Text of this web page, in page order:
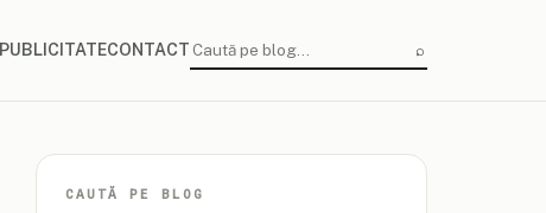
PUBLICITATECONTACT
Caută
⌕
CAUTĂ PE BLOG